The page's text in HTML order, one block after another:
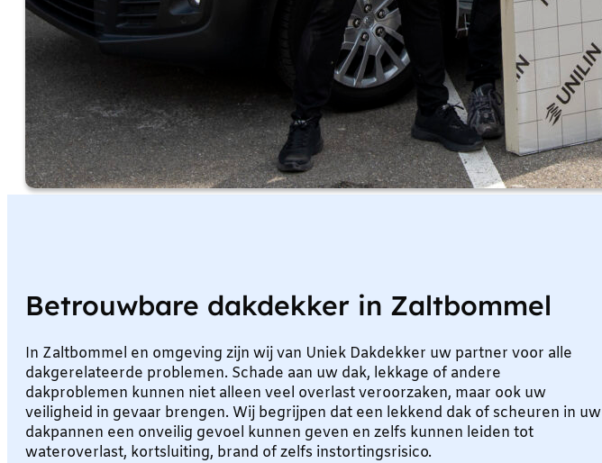
Betrouwbare dakdekker in Zaltbommel
In Zaltbommel en omgeving zijn wij van Uniek Dakdekker uw partner voor alle
dakgerelateerde problemen. Schade aan uw dak, lekkage of andere
dakproblemen kunnen niet alleen veel overlast veroorzaken, maar ook uw
veiligheid in gevaar brengen. Wij begrijpen dat een lekkend dak of scheuren in uw
dakpannen een onveilig gevoel kunnen geven en zelfs kunnen leiden tot
wateroverlast, kortsluiting, brand of zelfs instortingsrisico.